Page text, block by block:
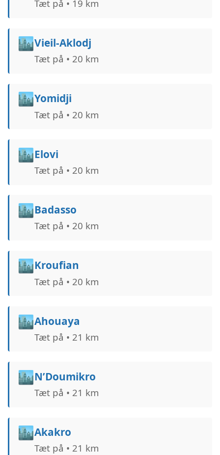
Tæt på • 19 km
🏙️Vieil-Aklodj
Tæt på • 20 km
🏙️Yomidji
Tæt på • 20 km
🏙️Elovi
Tæt på • 20 km
🏙️Badasso
Tæt på • 20 km
🏙️Kroufian
Tæt på • 20 km
🏙️Ahouaya
Tæt på • 21 km
🏙️N’Doumikro
Tæt på • 21 km
🏙️Akakro
Tæt på • 21 km